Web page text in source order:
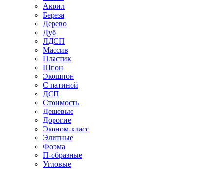
Акрил
Береза
Дерево
Дуб
ЛДСП
Массив
Пластик
Шпон
Экошпон
С патиной
ДСП
Стоимость
Дешевые
Дорогие
Эконом-класс
Элитные
Форма
П-образные
Угловые